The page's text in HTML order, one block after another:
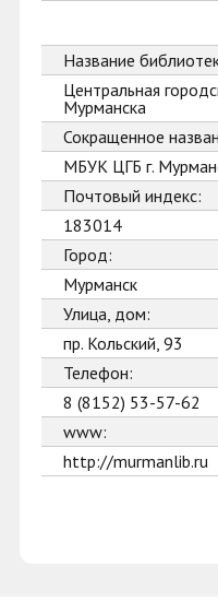
Название
Центральная
Мурманска
Сокращенное
МБУК ЦГБ г.
Почтовый индекс:
183014
Город:
Мурманск
Улица, дом:
пр. Кольский, 93
Телефон:
8 (8152) 53-57-62
www:
http://murmanlib.ru